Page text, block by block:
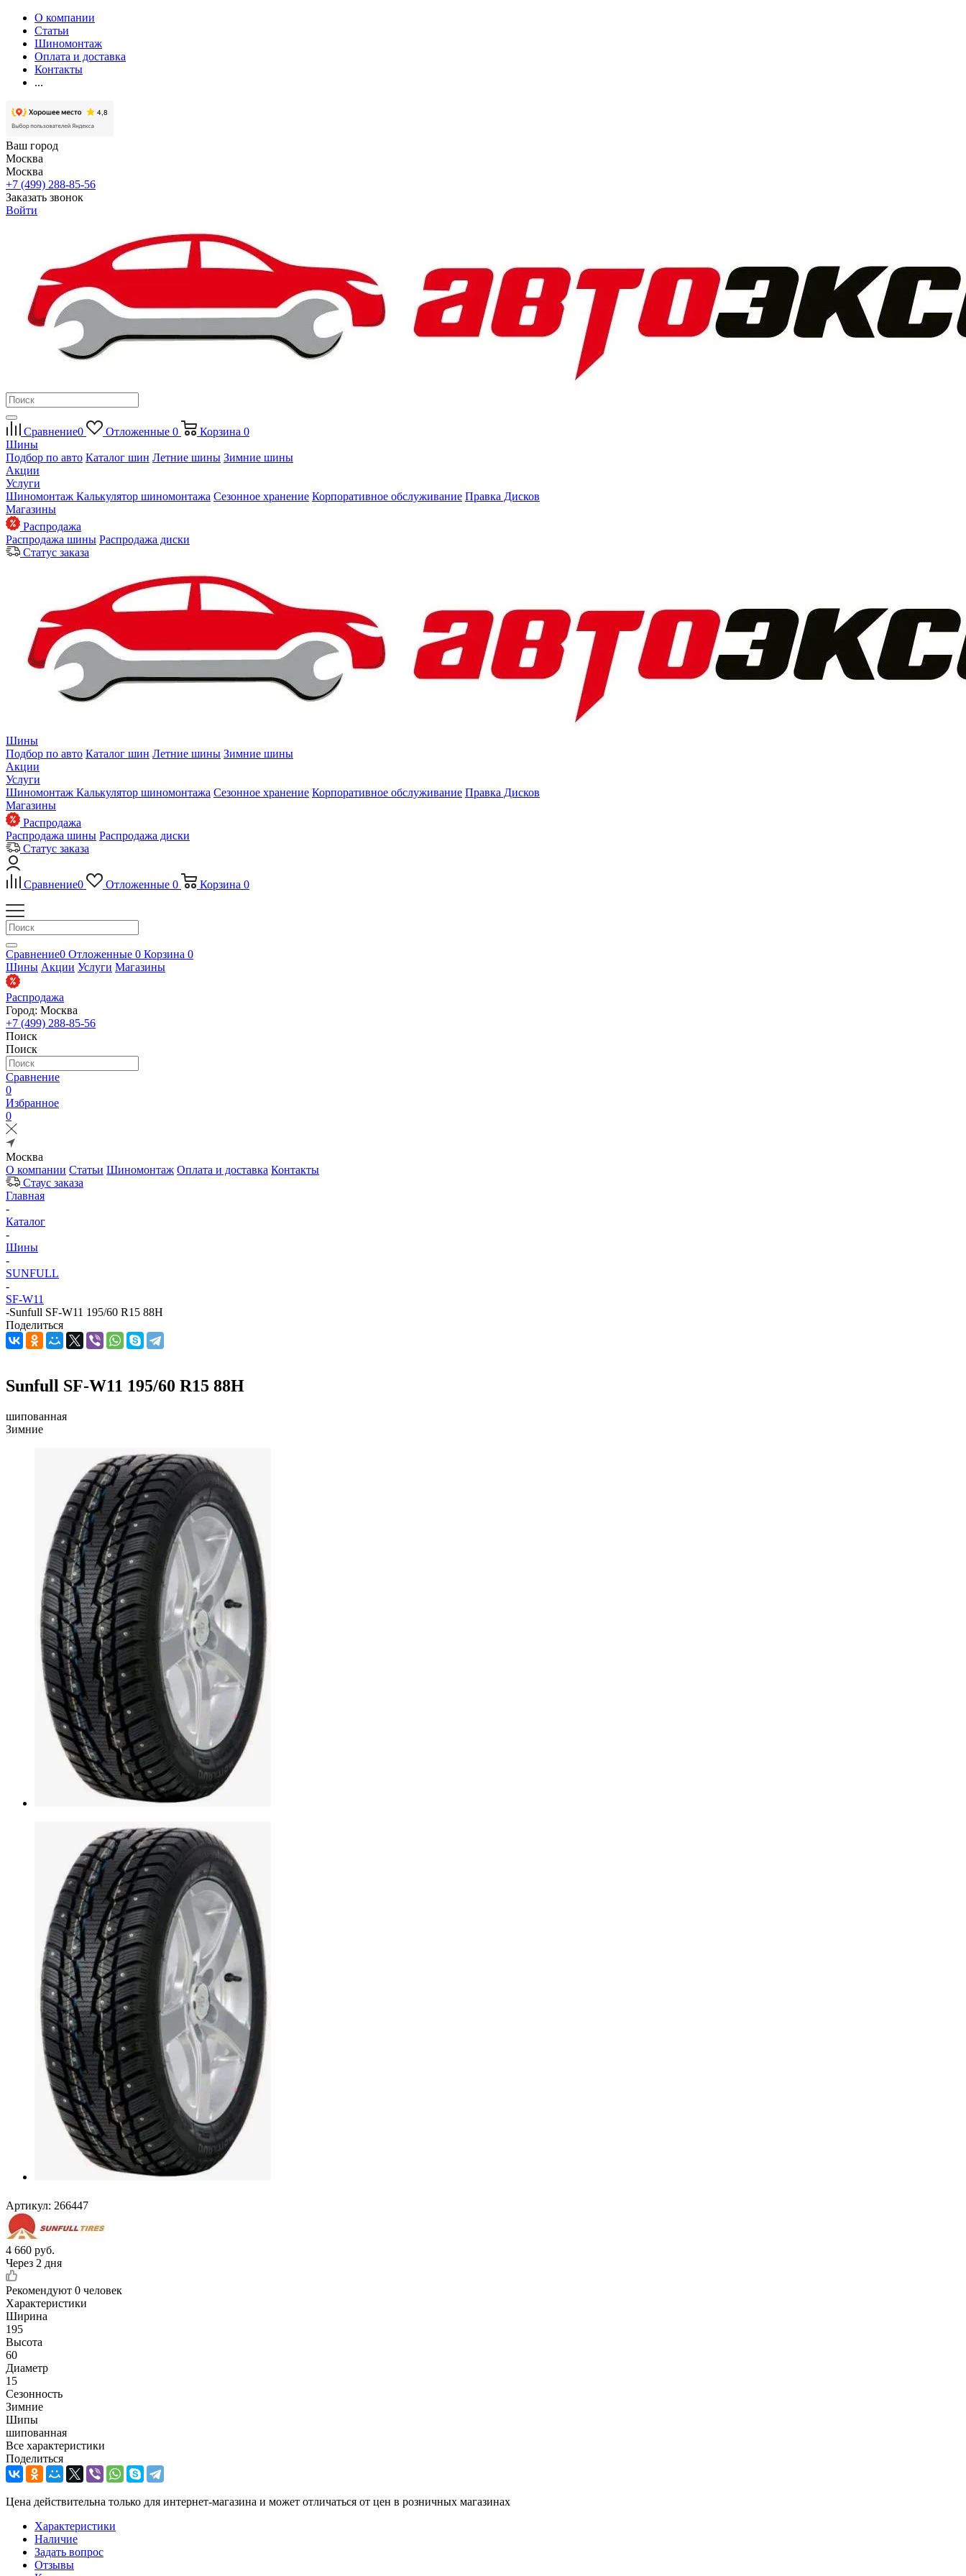
О компании
Статьи
Шиномонтаж
Оплата и доставка
Контакты
...
Ваш город
Москва
Москва
+7 (499) 288-85-56
Заказать звонок
Войти
Сравнение0 Отложенные 0 Корзина 0
Шины
Подбор по авто Каталог шин Летние шины Зимние шины
Акции
Услуги
Шиномонтаж Калькулятор шиномонтажа Сезонное хранение Корпоративное обслуживание Правка Дисков
Магазины
Распродажа
Распродажа шины Распродажа диски
Статус заказа
Шины
Подбор по авто Каталог шин Летние шины Зимние шины
Акции
Услуги
Шиномонтаж Калькулятор шиномонтажа Сезонное хранение Корпоративное обслуживание Правка Дисков
Магазины
Распродажа
Распродажа шины Распродажа диски
Статус заказа
Сравнение0 Отложенные 0 Корзина 0
Сравнение0 Отложенные 0 Корзина 0
Шины Акции Услуги Магазины
Распродажа
Город: Москва
+7 (499) 288-85-56
Поиск
Поиск
Сравнение
0
Избранное
0
Москва
О компании Статьи Шиномонтаж Оплата и доставка Контакты
Стаус заказа
Главная
-
Каталог
-
Шины
-
SUNFULL
-
SF-W11
-Sunfull SF-W11 195/60 R15 88H
Поделиться
Sunfull SF-W11 195/60 R15 88H
шипованная
Зимние
Артикул: 266447
4 660 руб.
Через 2 дня
Рекомендуют 0 человек
Характеристики
Ширина
195
Высота
60
Диаметр
15
Сезонность
Зимние
Шипы
шипованная
Все характеристики
Поделиться
Цена действительна только для интернет-магазина и может отличаться от цен в розничных магазинах
Характеристики
Наличие
Задать вопрос
Отзывы